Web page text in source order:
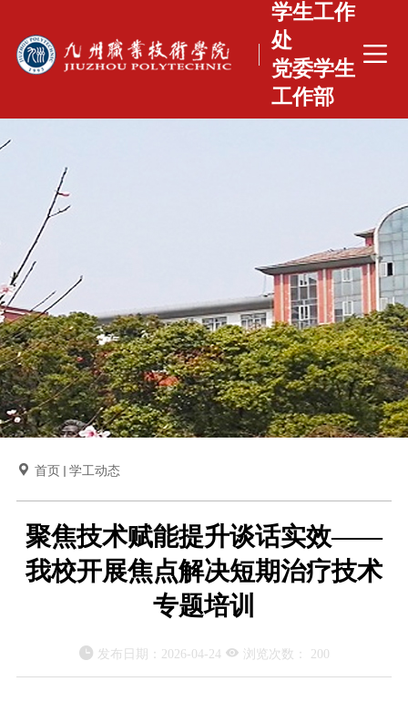
学生工作
处
党委学生
工作部
 首页 学工动态
聚焦技术赋能提升谈话实效——
我校开展焦点解决短期治疗技术
专题培训
 发布日期： 2026-04-24  浏览次数： 200